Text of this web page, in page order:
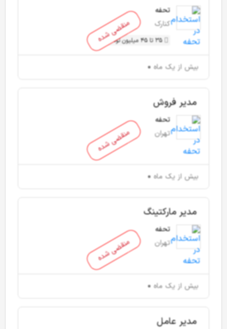
منقضی شده
تحفه
کنارک
35 تا 45 میلیون تومان
بیش از یک ماه
منقضی شده
مدیر فروش
تحفه
تهران
بیش از یک ماه
منقضی شده
مدیر مارکتینگ
تحفه
تهران
بیش از یک ماه
مدیر عامل